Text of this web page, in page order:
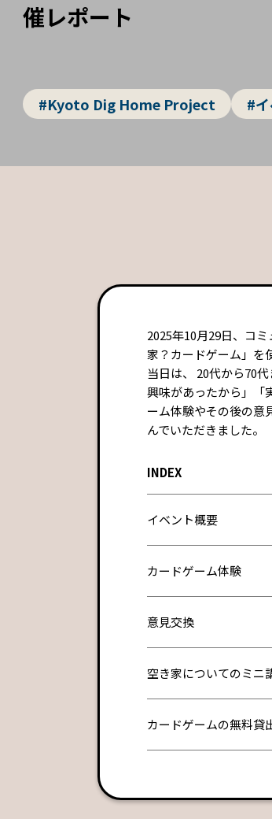
催レポート
#Kyoto Dig Home Project #
2025年10月29日、コ
家？カードゲーム」を
当日は、 20代から70
興味があったから」「
ーム体験やその後の意
んでいただきました。
INDEX
イベント概要
カードゲーム体験
意見交換
空き家についてのミニ
カードゲームの無料貸